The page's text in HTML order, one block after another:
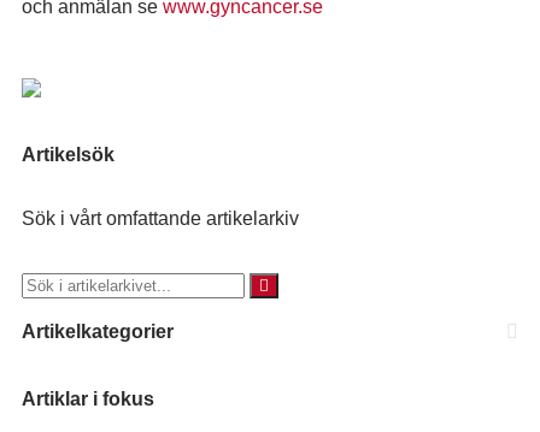
och anmälan se www.gyncancer.se
Artikelsök
Sök i vårt omfattande artikelarkiv
Artikelkategorier
Artiklar i fokus